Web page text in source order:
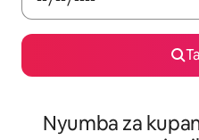
Nyumba za